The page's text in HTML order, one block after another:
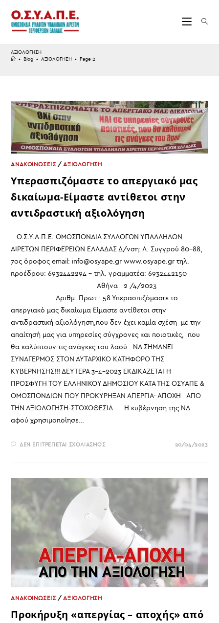
content
ΑΞΙΟΛΟΓΗΣΗ
• Blog • ΑΞΙΟΛΟΓΗΣΗ • Page 2
ΑΝΑΚΟΙΝΩΣΕΙΣ /ΑΞΙΟΛΟΓΗΣΗ
Υπερασπιζόμαστε το απεργιακό μας
δικαίωμα-Είμαστε αντίθετοι στην
αντιδραστική αξιολόγηση
Ο.Σ.Υ.Α.Π.Ε. ΟΜΟΣΠΟΝΔΙΑ ΣΥΛΛΟΓΩΝ ΥΠΑΛΛΗΛΩΝ
ΑΙΡΕΤΩΝ ΠΕΡΙΦΕΡΕΙΩΝ ΕΛΛΑΔΑΣ Δ/νση: Λ. Συγγρού 80-88,
7ος όροφος email: info@osyape.gr www.osyape.gr τηλ.
προέδρου: 6932442294 – τηλ. γραμματέα: 6932442150
Αθήνα 2 /4/2023
Αριθμ. Πρωτ.: 58 Υπερασπιζόμαστε το
απεργιακό μας δικαίωμα Είμαστε αντίθετοι στην
αντιδραστική αξιολόγηση,που δεν έχει καμία σχέση με την
απαίτησή μας για υπηρεσίες σύγχρονες και ποιοτικές, που
θα καλύπτουν τις ανάγκες του λαού ΝΑ ΣΗΜΑΝΕΙ
ΣΥΝΑΓΕΡΜΟΣ ΣΤΟΝ ΑΥΤΑΡΧΙΚΟ ΚΑΤΗΦΟΡΟ ΤΗΣ
ΚΥΒΕΡΝΗΣΗΣ!!! ΔΕΥΤΕΡΑ 3-4-2023 ΕΚΔΙΚΑΖΕΤΑΙ Η
ΠΡΟΣΦΥΓΗ ΤΟΥ ΕΛΛΗΝΙΚΟΥ ΔΗΜΟΣΙΟΥ ΚΑΤΑ ΤΗΣ ΟΣΥΑΠΕ &
ΟΜΟΣΠΟΝΔΙΩΝ ΠΟΥ ΠΡΟΚΥΡΗΞΑΝ ΑΠΕΡΓΙΑ- ΑΠΟΧΗ ΑΠΟ
ΤΗΝ ΑΞΙΟΛΟΓΗΣΗ-ΣΤΟΧΟΘΕΣΙΑ Η κυβέρνηση της ΝΔ
αφού χρησιμοποίησε…
ΔΕΝ ΕΠΙΤΡΈΠΕΤΑΙ ΣΧΟΛΙΑΣΜΌΣΣΤΟ
ΔΙΚΑΊΩΜΑ-
ΑΝΤΊΘΕΤΟΙ
ΣΤΗΝ
ΑΝΤΙΔΡΑΣΤΙΚΉ
ΑΞΙΟΛΌΓΗΣΗ
20/04/2023
ΑΝΑΚΟΙΝΩΣΕΙΣ /ΑΞΙΟΛΟΓΗΣΗ
Προκήρυξη «απεργίας – αποχής» από